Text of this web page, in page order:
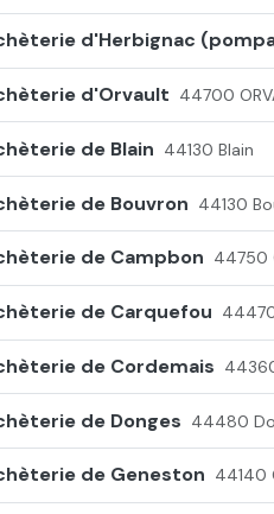
d'Herbignac
d'Orvault 44700
de Blain 44130 Blain
de Bouvron 44130
de Campbon 44750
de Carquefou 44470
de Cordemais
de Donges 44480
de Geneston 44140